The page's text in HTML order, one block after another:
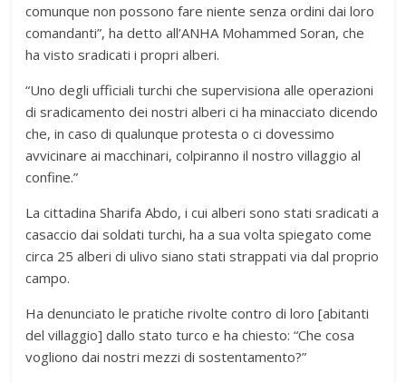
comunque non possono fare niente senza ordini dai loro
comandanti”, ha detto all’ANHA Mohammed Soran, che
ha visto sradicati i propri alberi.
“Uno degli ufficiali turchi che supervisiona alle operazioni
di sradicamento dei nostri alberi ci ha minacciato dicendo
che, in caso di qualunque protesta o ci dovessimo
avvicinare ai macchinari, colpiranno il nostro villaggio al
confine.”
La cittadina Sharifa Abdo, i cui alberi sono stati sradicati a
casaccio dai soldati turchi, ha a sua volta spiegato come
circa 25 alberi di ulivo siano stati strappati via dal proprio
campo.
Ha denunciato le pratiche rivolte contro di loro [abitanti
del villaggio] dallo stato turco e ha chiesto: “Che cosa
vogliono dai nostri mezzi di sostentamento?”